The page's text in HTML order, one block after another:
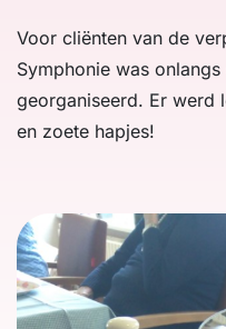
Voor cliënten van de
Symphonie was
georganiseerd. Er werd
en zoete hapjes!